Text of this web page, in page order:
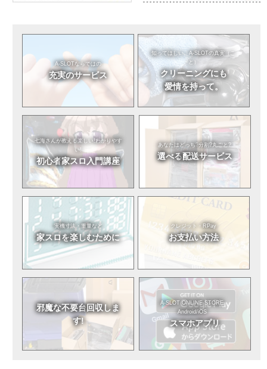
A-SLOTならではの
充実のサービス
知ってほしい。A-SLOTの真実（こ
と）
クリーニングにも
愛情を持って。
七海さんが教える楽しい!わかりやす
い!
初心者家スロ入門講座
あなたはどっち?分割?丸ごと?
選べる配送サービス
実機寸法・重量など
家スロを楽しむために
クレジット・RPay
お支払い方法
邪魔な不要台回収しま
す!
A-SLOT ONLINE STORE
Android/iOS
スマホアプリ